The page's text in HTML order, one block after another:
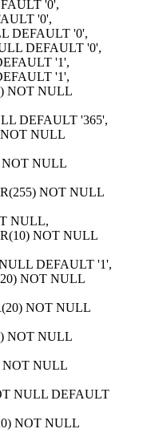
'0',
'0',
DEFAULT '0',
DEFAULT '0',
'1',
'1',
NOT NULL
DEFAULT '365',
NOT NULL
NOT NULL
NOT NULL
NULL,
NOT NULL
DEFAULT '1',
NOT NULL
NOT NULL
NOT NULL
NOT NULL
NULL DEFAULT
NOT NULL